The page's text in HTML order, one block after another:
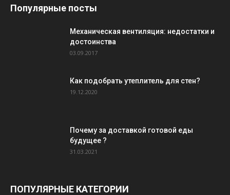
Популярные посты
Механическая вентиляция: недостатки и
достоинства
03.09.2017
Как подобрать утеплитель для стен?
19.12.2020
Почему за доставкой готовой еды
будущее ?
31.03.2021
ПОПУЛЯРНЫЕ КАТЕГОРИИ